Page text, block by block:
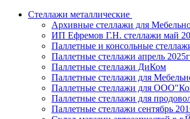
Стеллажи металлические
Архивные стеллажи для
ИП Ефремов Г.Н. стеллажи май
Паллетные и консольные
Паллетные стеллажи апрель 2025г
Паллетные стеллажи ДиКом
Паллетные стеллажи для
Паллетные стеллажи для
Паллетные стеллажи для
Паллетные стеллажи сентябрь